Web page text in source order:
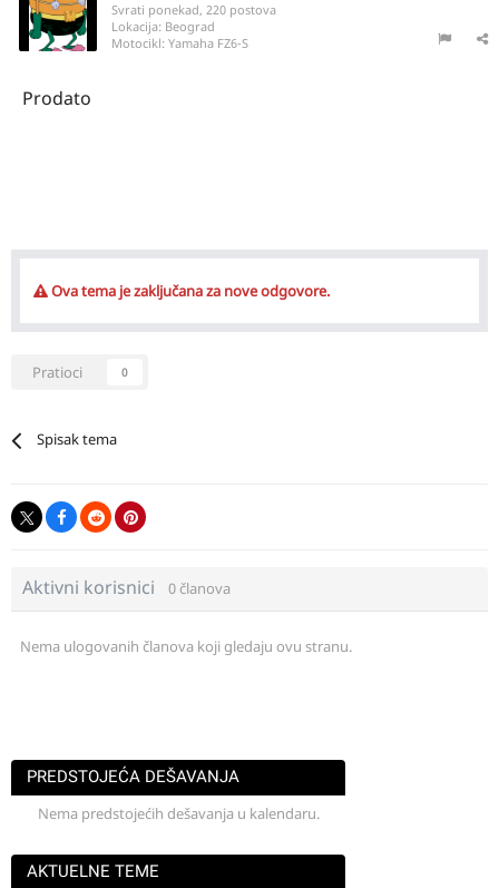
Svrati ponekad, 220 postova
Lokacija: Beograd
Motocikl: Yamaha FZ6-S
Prodato
Ova tema je zaključana za nove odgovore.
Pratioci 0
Spisak tema
Aktivni korisnici 0 članova
Nema ulogovanih članova koji gledaju ovu stranu.
PREDSTOJEĆA DEŠAVANJA
Nema predstojećih dešavanja u kalendaru.
AKTUELNE TEME